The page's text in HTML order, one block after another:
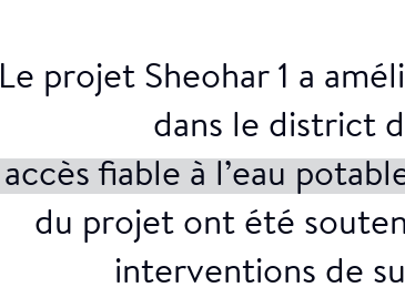
Le projet Sheohar 1 a
dans le district
accès fiable à l’eau
du projet ont été
interventions de